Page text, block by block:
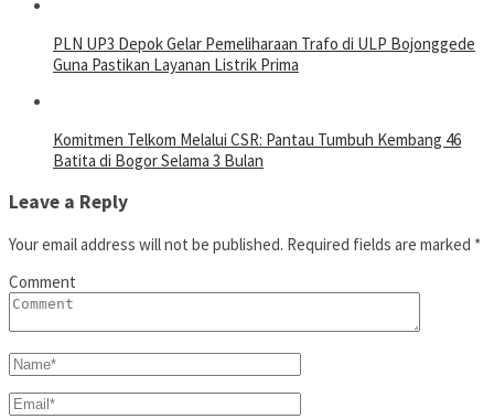
PLN UP3 Depok Gelar Pemeliharaan Trafo di ULP Bojonggede
Guna Pastikan Layanan Listrik Prima
Komitmen Telkom Melalui CSR: Pantau Tumbuh Kembang 46
Batita di Bogor Selama 3 Bulan
Leave a Reply
Your email address will not be published. Required fields are marked *
Comment